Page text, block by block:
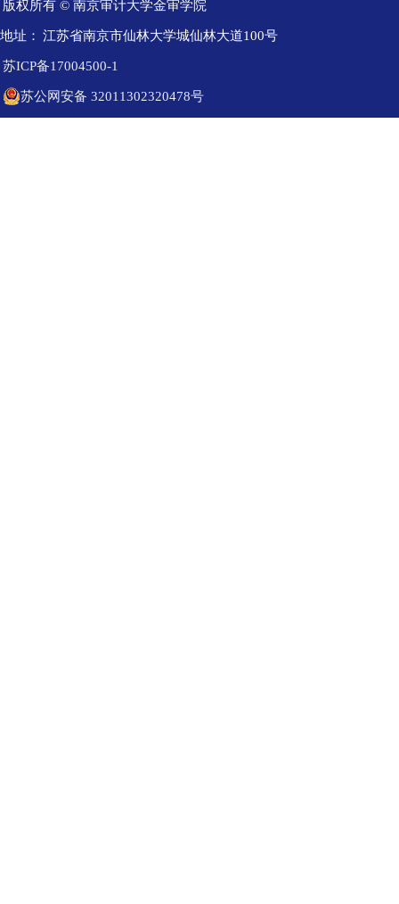
版权所有 © 南京审计大学金审学院
地址： 江苏省南京市仙林大学城仙林大道100号
苏ICP备17004500-1
苏公网安备 32011302320478号